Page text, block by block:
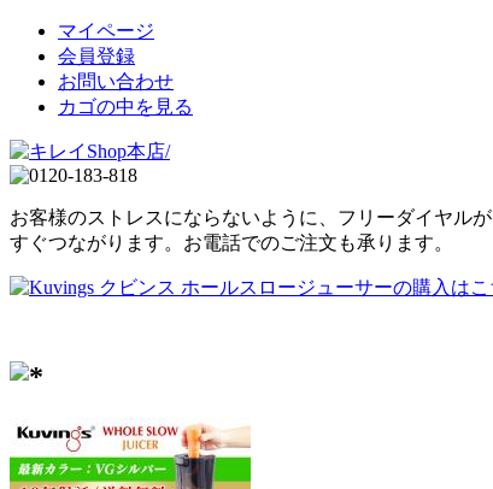
マイページ
会員登録
お問い合わせ
カゴの中を見る
お客様のストレスにならないように、フリーダイヤルが
すぐつながります。お電話でのご注文も承ります。